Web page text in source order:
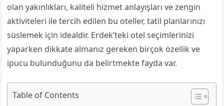
olan yakınlıkları, kaliteli hizmet anlayışları ve zengin
aktiviteleri ile tercih edilen bu oteller, tatil planlarınızı
süslemek için idealdir. Erdek’teki otel seçimlerinizi
yaparken dikkate almanız gereken birçok özellik ve
ipucu bulunduğunu da belirtmekte fayda var.
Table of Contents